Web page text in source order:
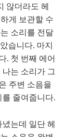
않더라도 헤
게 보관할 수
소리를 전달
습니다. 마지
. 첫 번째 에어
는 소리가 그
주변 소음을
줄여줍니다.
는데 일단 헤